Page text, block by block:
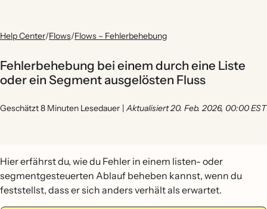
Help Center/Flows/Flows – Fehlerbehebung
Fehlerbehebung bei einem durch eine Liste
oder ein Segment ausgelösten Fluss
Geschätzt 8 Minuten Lesedauer | Aktualisiert 20. Feb. 2026, 00:00 EST
Hier erfährst du, wie du Fehler in einem listen- oder
segmentgesteuerten Ablauf beheben kannst, wenn du
feststellst, dass er sich anders verhält als erwartet.